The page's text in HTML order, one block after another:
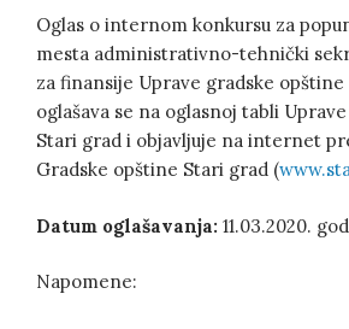
Oglas o internom konkursu za
mesta administrativno-tehnički
za finansije Uprave gradske
oglašava se na oglasnoj tabli
Stari grad i objavljuje na internet
Gradske opštine Stari grad (
Datum oglašavanja: 11.03.2020.
Napomene: